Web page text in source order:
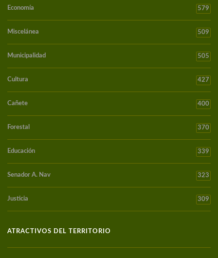
Economía 579
Miscelánea 509
Municipalidad 505
Cultura 427
Cañete 400
Forestal 370
Educación 339
Senador A. Nav 323
Justicia 309
ATRACTIVOS DEL TERRITORIO